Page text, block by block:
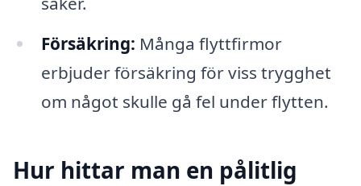
Försäkring: Många flyttfirmor
erbjuder försäkring för viss trygghet
om något skulle gå fel under flytten.
Hur hittar man en pålitlig